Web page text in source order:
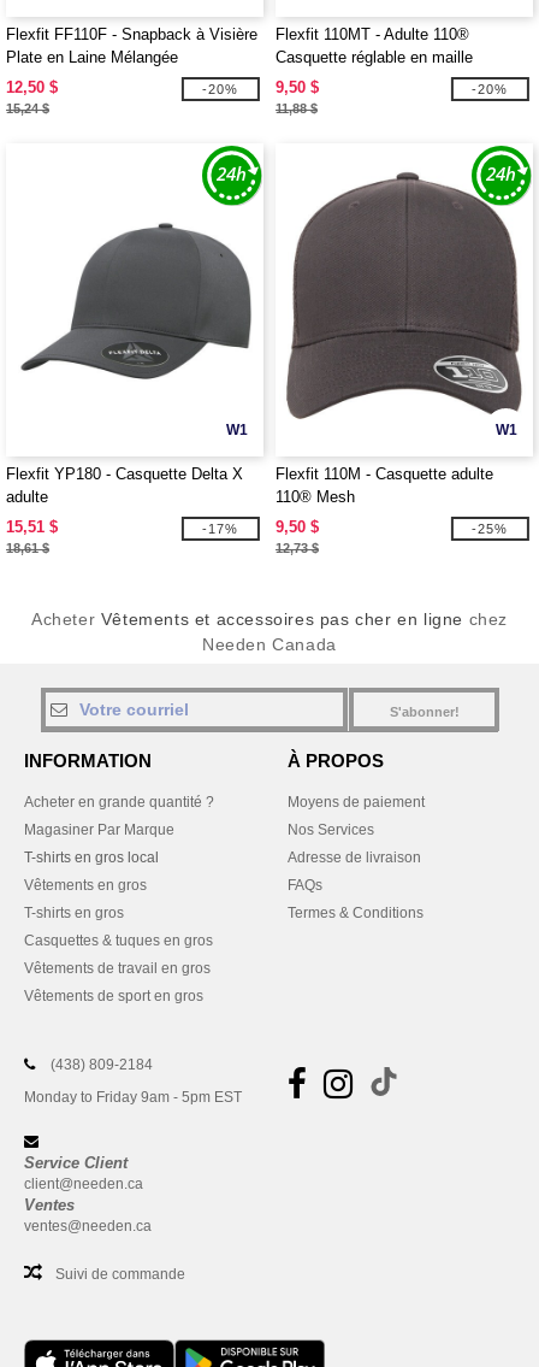
Flexfit FF110F - Snapback à Visière
Plate en Laine Mélangée
12,50 $
15,24 $
-20%
Flexfit 110MT - Adulte 110®
Casquette réglable en maille
9,50 $
11,88 $
-20%
W1
Flexfit YP180 - Casquette Delta X
adulte
15,51 $
18,61 $
-17%
W1
Flexfit 110M - Casquette adulte
110® Mesh
9,50 $
12,73 $
-25%
Acheter Vêtements et accessoires pas cher en ligne chez
Needen Canada
S'abonner!
INFORMATION
Acheter en grande quantité ?
Magasiner Par Marque
T-shirts en gros local
Vêtements en gros
T-shirts en gros
Casquettes & tuques en gros
Vêtements de travail en gros
Vêtements de sport en gros
À PROPOS
Moyens de paiement
Nos Services
Adresse de livraison
FAQs
Termes & Conditions
(438) 809-2184
Monday to Friday 9am - 5pm EST
Service Client
client@needen.ca
Ventes
ventes@needen.ca
Suivi de commande